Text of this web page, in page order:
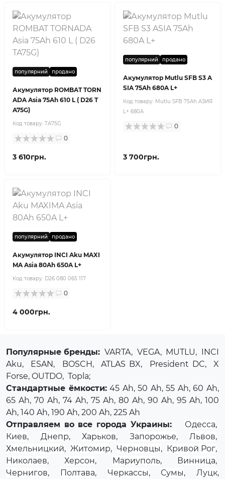
популярний продано
Акумулятор ROMBAT TORN
ADA Asia 75Ah 610 L ( D26 T
A75G)
Код товару: TA75G
0
3 610грн.
популярний продано
Акумулятор Mutlu SFB S3 A
SIA 75Ah 680A L+
Код товару: Mutlu SFB 75Ah АЗИЯ
L+ 680A
0
3 700грн.
популярний продано
Акумулятор INCI Aku MAXI
MA Asia 80Ah 650A L+
Код товару: D26 080 065 117
0
4 000грн.
Популярные бренды: VARTA, VEGA, MUTLU, INCI
Aku, ESAN, BOSCH,ATLAS BX, President DC,X
Forse, OUTDO, Topla;
Стандартные ёмкости:45 Ah, 50 Ah, 55 Ah, 60 Ah,
65 Ah, 70 Ah, 74 Ah, 75 Ah, 80 Ah, 90 Ah, 95 Ah, 100
Ah, 140 Ah, 190 Ah, 200 Ah, 225 Ah
Отправляем во все города Украины:
Одесса,
Киев, Днепр, Харьков, Запорожье, Львов,
Хмельницкий, Житомир, Черновцы, Кривой Рог,
Николаев,Херсон, Мариуполь, Винница,
Чернигов, Полтава, Черкассы, Сумы, Луцк,